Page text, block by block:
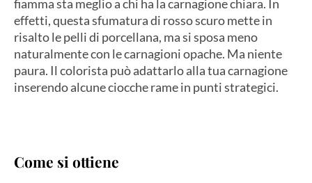
fiamma sta meglio a chi ha la carnagione chiara. In
effetti, questa sfumatura di rosso scuro mette in
risalto le pelli di porcellana, ma si sposa meno
naturalmente con le carnagioni opache. Ma niente
paura. Il colorista può adattarlo alla tua carnagione
inserendo alcune ciocche rame in punti strategici.
Come si ottiene